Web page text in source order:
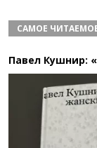
САМОЕ
Павел Кушнир: